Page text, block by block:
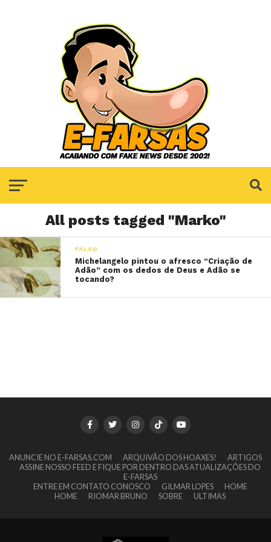
All posts tagged "Marko"
FALSO
Michelangelo pintou o afresco “Criação de
Adão” com os dedos de Deus e Adão se
tocando?
ANUNCIE NO E-FARSAS.COM ARQUIVÃO DOS HOAXES!
ARTIGOS
ASSINE NOSSO FEED E FIQUE POR DENTRO DAS ATUALIZAÇÕES DO
E-FARSAS
ENTRE EM CONTATO CONOSCO
GILMAR LOPES
HOME
HOME
RIOMAR BRUNO SOBRE ULTIMAS